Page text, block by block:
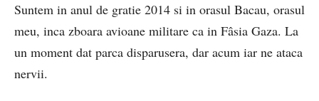
Suntem in anul de gratie 2014 si in orasul Bacau, orasul
meu, inca zboara avioane militare ca in Fâsia Gaza. La
un moment dat parca disparusera, dar acum iar ne ataca
nervii.